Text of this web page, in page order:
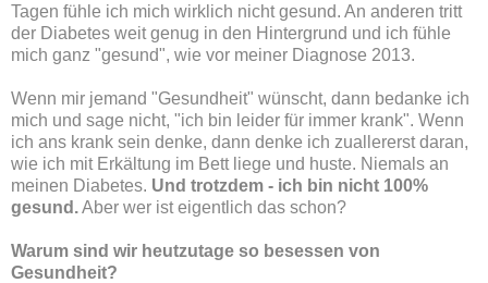
Tagen fühle ich mich wirklich nicht gesund. An anderen tritt
der Diabetes weit genug in den Hintergrund und ich fühle
mich ganz "gesund", wie vor meiner Diagnose 2013.
Wenn mir jemand "Gesundheit" wünscht, dann bedanke ich
mich und sage nicht, "ich bin leider für immer krank". Wenn
ich ans krank sein denke, dann denke ich zuallererst daran,
wie ich mit Erkältung im Bett liege und huste. Niemals an
meinen Diabetes. Und trotzdem - ich bin nicht 100%
gesund.Aber wer ist eigentlich das schon?
Warum sind wir heutzutage so besessen von
Gesundheit?